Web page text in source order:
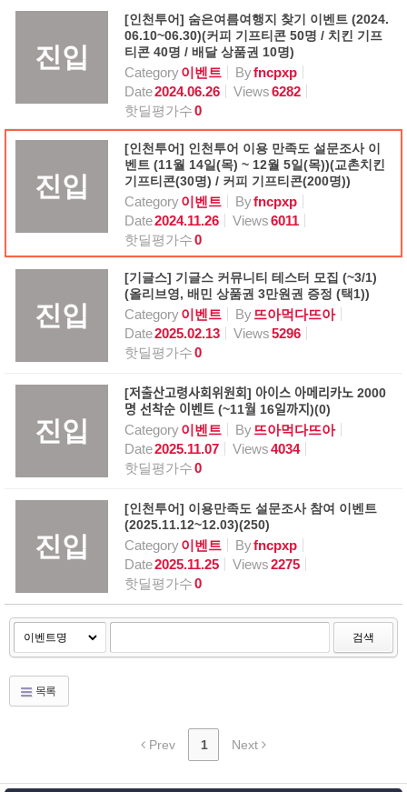
진입
[인천투어] 숨은여름여행지 찾기 이벤트 (2024.
06.10~06.30)(커피 기프티콘 50명 / 치킨 기프
티콘 40명 / 배달 상품권 10명)
Category이벤트 Byfncpxp
Date2024.06.26 Views6282
핫딜평가수0
진입
[인천투어] 인천투어 이용 만족도 설문조사 이
벤트 (11월 14일(목) ~ 12월 5일(목))(교촌치킨
기프티콘(30명) / 커피 기프티콘(200명))
Category이벤트 Byfncpxp
Date2024.11.26 Views6011
핫딜평가수0
진입
[기글스] 기글스 커뮤니티 테스터 모집 (~3/1)
(올리브영, 배민 상품권 3만원권 증정 (택1))
Category이벤트 By뜨아먹다뜨아
Date2025.02.13 Views5296
핫딜평가수0
진입
[저출산고령사회위원회] 아이스 아메리카노 2000
명 선착순 이벤트 (~11월 16일까지)(0)
Category이벤트 By뜨아먹다뜨아
Date2025.11.07 Views4034
핫딜평가수0
진입
[인천투어] 이용만족도 설문조사 참여 이벤트
(2025.11.12~12.03)(250)
Category이벤트 Byfncpxp
Date2025.11.25 Views2275
핫딜평가수0
검색
목록
Prev 1 Next